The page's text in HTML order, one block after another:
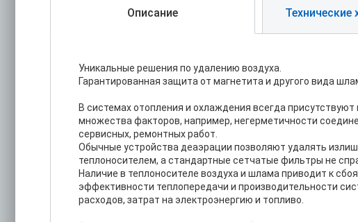
Описание Технические
Уникальные решения по удалению воздуха.
Гарантированная защита от магнетита и другого вида
В системах отопления и охлаждения всегда
множества факторов, например, негерметичности
сервисных, ремонтных работ.
Обычные устройства деаэрации позволяют удалять
теплоносителем, а стандартные сетчатые фильтры не
Наличие в теплоносителе воздуха и шлама приводит к
эффективности теплопередачи и производительности
расходов, затрат на электроэнергию и топливо.